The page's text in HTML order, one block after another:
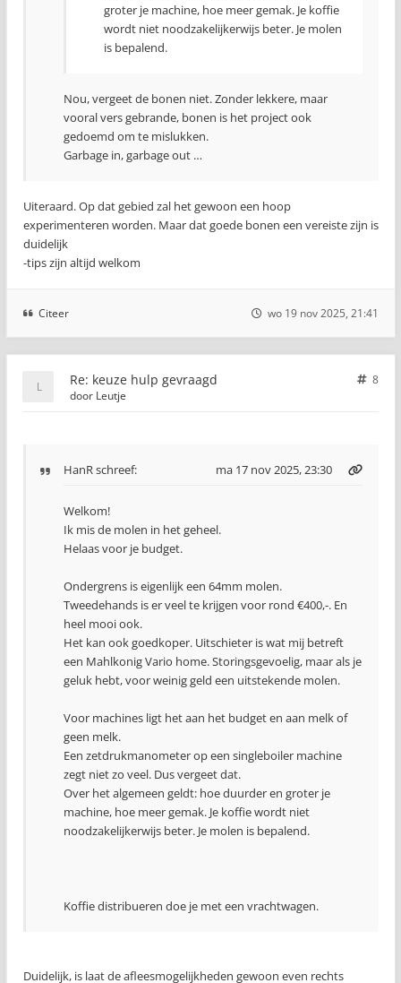
groter je machine, hoe meer gemak. Je koffie
wordt niet noodzakelijkerwijs beter. Je molen
is bepalend.
Nou, vergeet de bonen niet. Zonder lekkere, maar
vooral vers gebrande, bonen is het project ook
gedoemd om te mislukken.
Garbage in, garbage out …
Uiteraard. Op dat gebied zal het gewoon een hoop
experimenteren worden. Maar dat goede bonen een vereiste zijn is
duidelijk
-tips zijn altijd welkom
Citeer wo 19 nov 2025, 21:41
Re: keuze hulp gevraagd
8
door Leutje
HanRschreef: ma 17 nov 2025, 23:30
Welkom!
Ik mis de molen in het geheel.
Helaas voor je budget.
Ondergrens is eigenlijk een 64mm molen.
Tweedehands is er veel te krijgen voor rond €400,-. En
heel mooi ook.
Het kan ook goedkoper. Uitschieter is wat mij betreft
een Mahlkonig Vario home. Storingsgevoelig, maar als je
geluk hebt, voor weinig geld een uitstekende molen.
Voor machines ligt het aan het budget en aan melk of
geen melk.
Een zetdrukmanometer op een singleboiler machine
zegt niet zo veel. Dus vergeet dat.
Over het algemeen geldt: hoe duurder en groter je
machine, hoe meer gemak. Je koffie wordt niet
noodzakelijkerwijs beter. Je molen is bepalend.
Koffie distribueren doe je met een vrachtwagen.
Duidelijk, is laat de afleesmogelijkheden gewoon even rechts